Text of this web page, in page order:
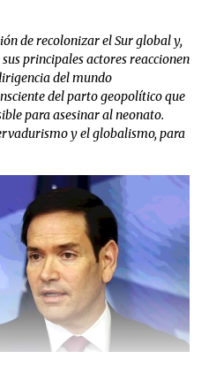
de recolonizar el Sur global y,
principales actores reaccionen
del mundo
del parto geopolítico que
para asesinar al neonato.
y el globalismo, para